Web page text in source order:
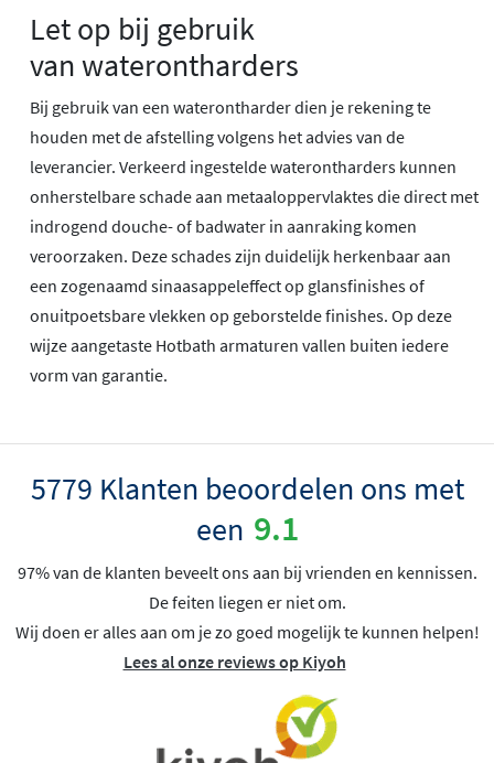
Let op bij gebruik
van waterontharders
Bij gebruik van een waterontharder dien je rekening te
houden met de afstelling volgens het advies van de
leverancier. Verkeerd ingestelde waterontharders kunnen
onherstelbare schade aan metaaloppervlaktes die direct met
indrogend douche- of badwater in aanraking komen
veroorzaken. Deze schades zijn duidelijk herkenbaar aan
een zogenaamd sinaasappeleffect op glansfinishes of
onuitpoetsbare vlekken op geborstelde finishes. Op deze
wijze aangetaste Hotbath armaturen vallen buiten iedere
vorm van garantie.
5779 Klanten beoordelen ons met
een 9.1
97% van de klanten beveelt ons aan bij vrienden en kennissen.
De feiten liegen er niet om.
Wij doen er alles aan om je zo goed mogelijk te kunnen helpen!
Lees al onze reviews op Kiyoh